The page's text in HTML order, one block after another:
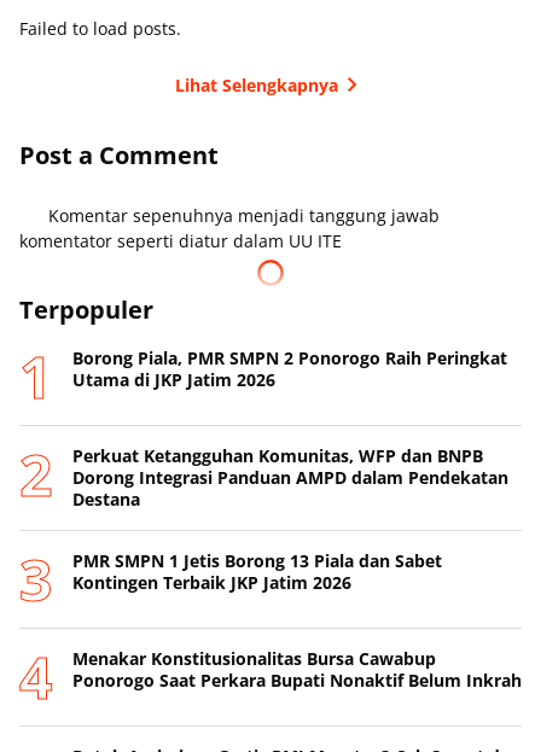
Failed to load posts.
Lihat Selengkapnya
Post a Comment
Komentar sepenuhnya menjadi tanggung jawab
komentator seperti diatur dalam UU ITE
Terpopuler
Borong Piala, PMR SMPN 2 Ponorogo Raih Peringkat
Utama di JKP Jatim 2026
Perkuat Ketangguhan Komunitas, WFP dan BNPB
Dorong Integrasi Panduan AMPD dalam Pendekatan
Destana
PMR SMPN 1 Jetis Borong 13 Piala dan Sabet
Kontingen Terbaik JKP Jatim 2026
Menakar Konstitusionalitas Bursa Cawabup
Ponorogo Saat Perkara Bupati Nonaktif Belum Inkrah